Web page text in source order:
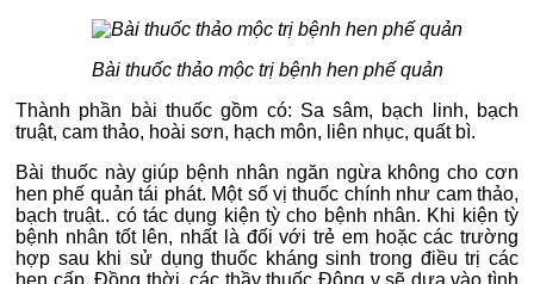
Bài thuốc thảo mộc trị bệnh hen phế quản
Thành phần bài thuốc gồm có: Sa sâm, bạch linh, bạch
truật, cam thảo, hoài sơn, hạch môn, l iên nhục, quất bì.
Bài thuốc này giúp bệnh nhân ngăn ngừa không cho cơn
hen phế quản tái phát. Một số vị thuốc chính như cam thảo,
bạch truật.. có tác dụng kiện tỳ cho bệnh nhân. Khi kiện tỳ
bệnh nhân tốt lên, nhất là đối với trẻ em hoặc các trường
hợp sau khi sử dụng thuốc kháng sinh trong điều trị các
hen cấp. Đồng thời, các thầy thuốc Đông y sẽ dựa vào tình